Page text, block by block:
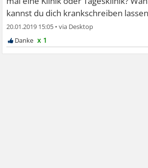
kannst du dich krankschreiben
20.01.2019 15:05 •
x 1